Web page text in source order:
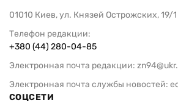
01010 Киев, ул. Князей Острожских, 19/1
Телефон редакции:
+380 (44) 280-04-85
Электронная почта редакции:
Электронная почта службы новостей:
СОЦСЕТИ